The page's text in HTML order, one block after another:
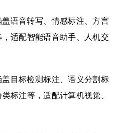
盖语音转写、情感标注、方言
适配智能语音助手、人机交
盖目标检测标注、语义分割标
标注等，适配计算机视觉、